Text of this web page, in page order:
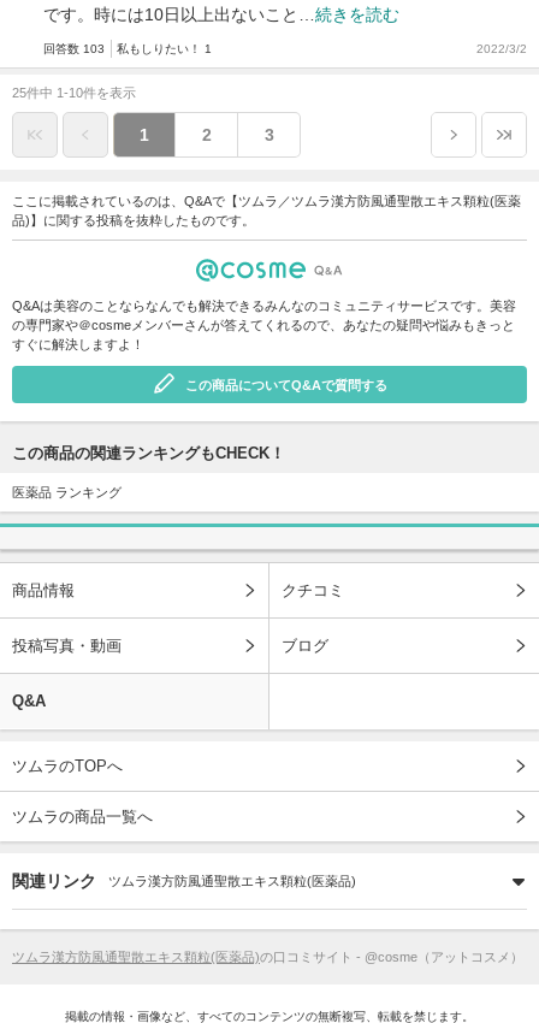
です。時には10日以上出ないこと… 続きを読む
回答数 103 私もしりたい！ 1 2022/3/2
25件中 1-10件を表示
1 2 3
ここに掲載されているのは、Q&Aで【ツムラ／ツムラ漢方防風通聖散エキス顆粒(医薬
品)】に関する投稿を抜粋したものです。
Q&Aは美容のことならなんでも解決できるみんなのコミュニティサービスです。美容
の専門家や＠cosmeメンバーさんが答えてくれるので、あなたの疑問や悩みもきっと
すぐに解決しますよ！
この商品についてQ&Aで質問する
この商品の関連ランキングもCHECK！
医薬品 ランキング
商品情報 クチコミ
投稿写真・動画 ブログ
Q&A
ツムラのTOPへ
ツムラの商品一覧へ
関連リンク ツムラ漢方防風通聖散エキス顆粒(医薬品)
ツムラ漢方防風通聖散エキス顆粒(医薬品)の口コミサイト - @cosme（アットコスメ）
掲載の情報・画像など、すべてのコンテンツの無断複写、転載を禁じます。